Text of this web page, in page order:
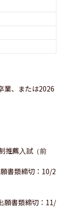
業、または2026
推薦入試（前
書類締切：10/2
願書類締切：11/